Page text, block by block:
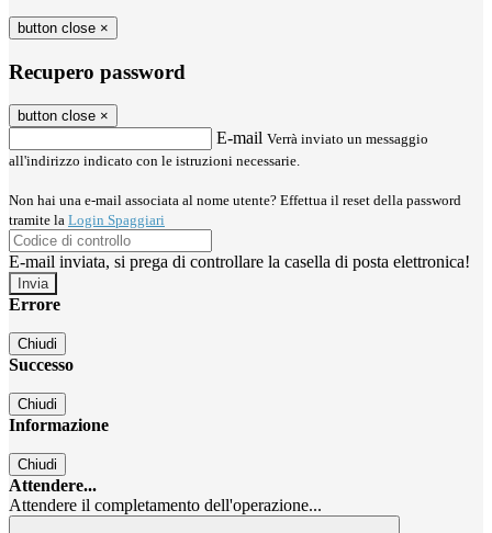
button close ×
Recupero password
button close ×
E-mail Verrà inviato un messaggio
all'indirizzo indicato con le istruzioni necessarie.
Non hai una e-mail associata al nome utente? Effettua il reset della password
tramite la Login Spaggiari
E-mail inviata, si prega di controllare la casella di posta elettronica!
Errore
Chiudi
Successo
Chiudi
Informazione
Chiudi
Attendere...
Attendere il completamento dell'operazione...